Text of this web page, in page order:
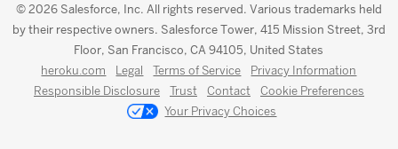
© 2026 Salesforce, Inc. All rights reserved. Various trademarks held
by their respective owners. Salesforce Tower, 415 Mission Street, 3rd
Floor, San Francisco, CA 94105, United States
heroku.com Legal Terms of Service
Privacy Information
Responsible Disclosure
Trust Contact
Cookie Preferences
Your Privacy Choices